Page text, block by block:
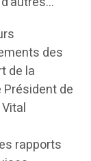
des
de la
de
rapports